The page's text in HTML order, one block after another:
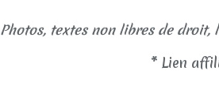
Photos, textes non libres de
* Lien